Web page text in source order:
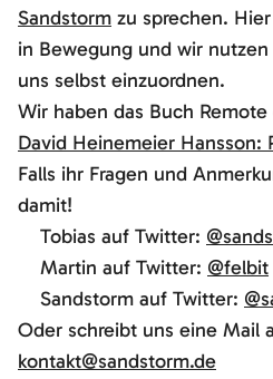
Sandstorm zu sprechen.
in Bewegung und wir
uns selbst einzuordnen.
Wir haben das Buch
David Heinemeier Hansson:
Falls ihr Fragen und
damit!
Tobias auf Twitter:
Martin auf Twitter: @felbit
Sandstorm auf Twitter:
Oder schreibt uns eine Mail
kontakt@sandstorm.de